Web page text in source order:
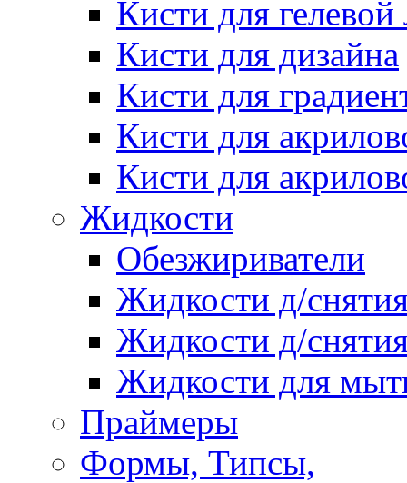
Кисти для гелевой
Кисти для дизайна
Кисти для
Кисти для
Кисти для
Жидкости
Обезжириватели
Жидкости д/
Жидкости д/
Жидкости для
Праймеры
Формы, Типсы,